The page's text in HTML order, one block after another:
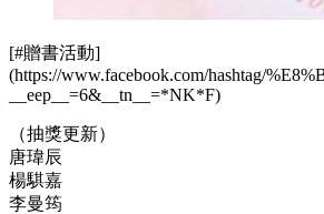
[#贈書活動]
(https://www.facebook.com/hashtag/
eep =6& tn =*NK*F)
（抽獎更新）
唐瑋辰
楊騏嘉
李曼筠